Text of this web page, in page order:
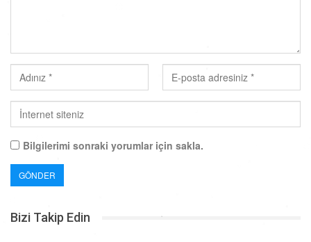
Bilgilerimi sonraki yorumlar için sakla.
Bizi Takip Edin